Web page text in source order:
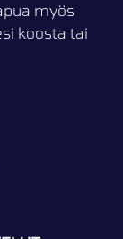
myös
koosta tai